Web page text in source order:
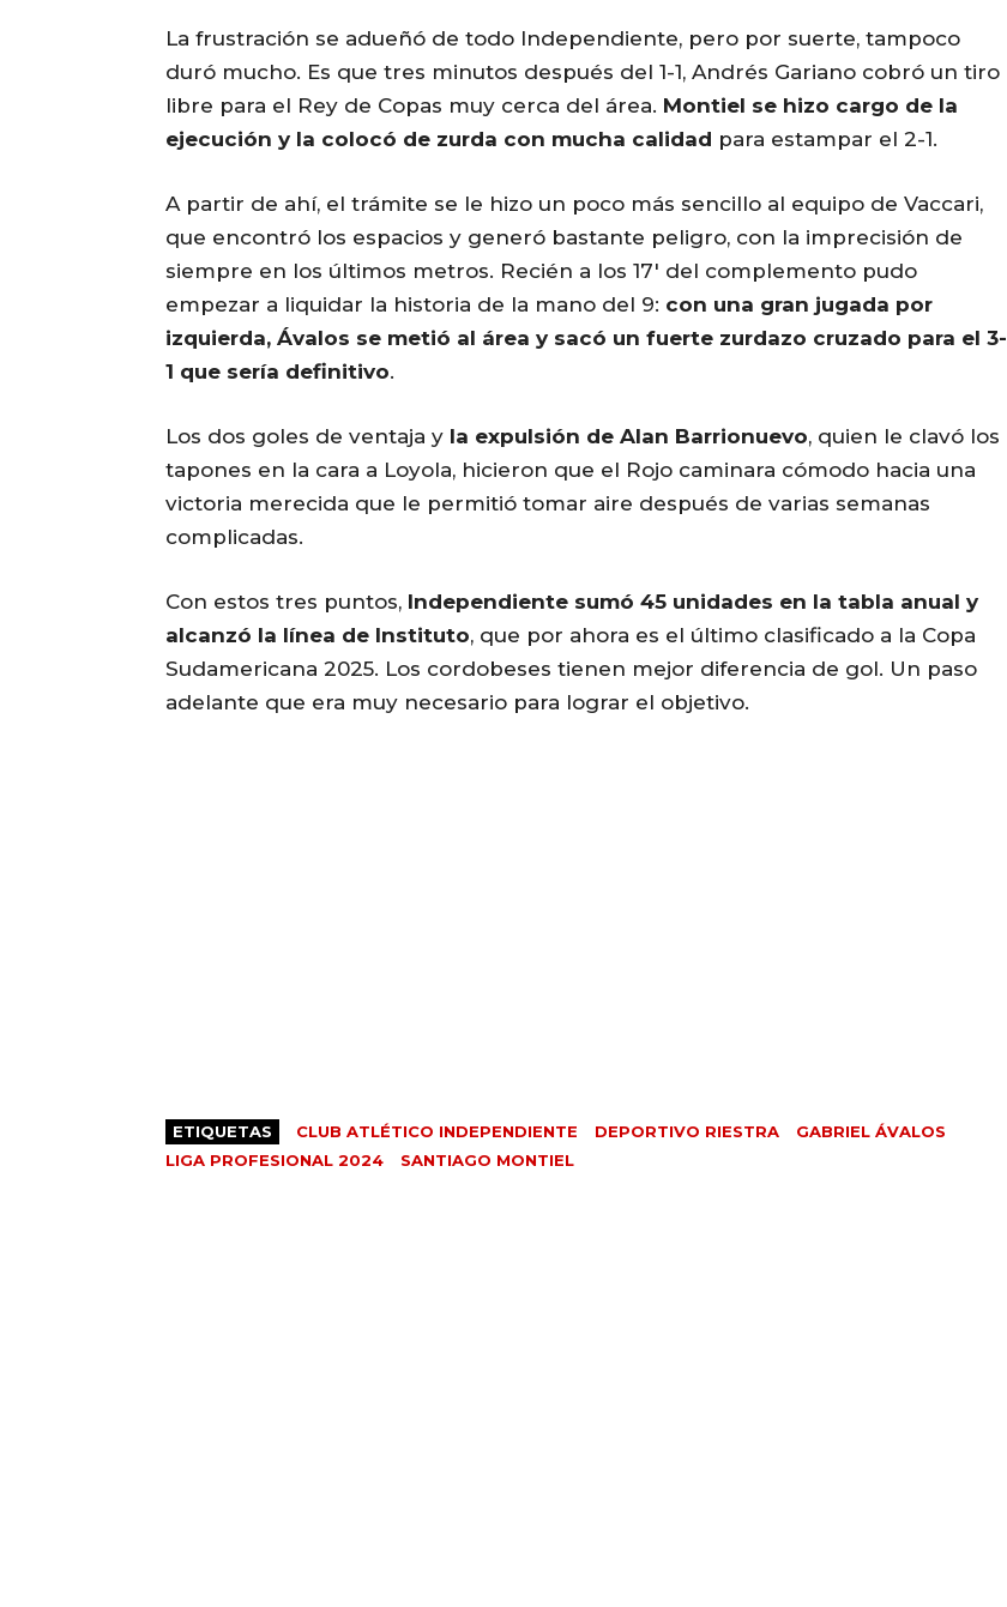
La frustración se adueñó de todo Independiente, pero por suerte, tampoco
duró mucho. Es que tres minutos después del 1-1, Andrés Gariano cobró un tiro
libre para el Rey de Copas muy cerca del área. Montiel se hizo cargo de la
ejecución y la colocó de zurda con mucha calidad para estampar el 2-1.
A partir de ahí, el trámite se le hizo un poco más sencillo al equipo de Vaccari,
que encontró los espacios y generó bastante peligro, con la imprecisión de
siempre en los últimos metros. Recién a los 17′ del complemento pudo
empezar a liquidar la historia de la mano del 9: con una gran jugada por
izquierda, Ávalos se metió al área y sacó un fuerte zurdazo cruzado para el 3-
1 que sería definitivo.
Los dos goles de ventaja y la expulsión de Alan Barrionuevo, quien le clavó los
tapones en la cara a Loyola, hicieron que el Rojo caminara cómodo hacia una
victoria merecida que le permitió tomar aire después de varias semanas
complicadas.
Con estos tres puntos, Independiente sumó 45 unidades en la tabla anual y
alcanzó la línea de Instituto, que por ahora es el último clasificado a la Copa
Sudamericana 2025. Los cordobeses tienen mejor diferencia de gol. Un paso
adelante que era muy necesario para lograr el objetivo.
ETIQUETAS CLUB ATLÉTICO INDEPENDIENTE DEPORTIVO RIESTRA
GABRIEL ÁVALOS
LIGA PROFESIONAL 2024
SANTIAGO MONTIEL